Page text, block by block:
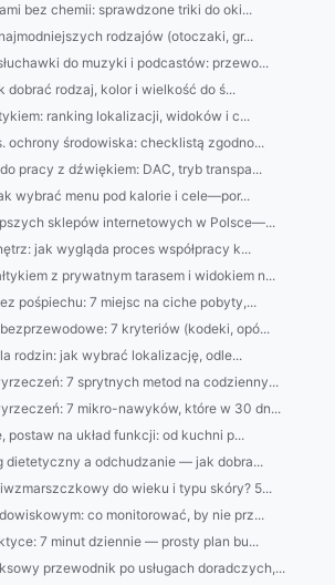
bez chemii: sprawdzone triki do oki...
rodzajów (otoczaki, gr...
do muzyki i podcastów: przewo...
dobrać rodzaj, kolor i wielkość do ś...
ranking lokalizacji, widoków i c...
ochrony środowiska: checklistą zgodno...
pracy z dźwiękiem: DAC, tryb transpa...
wybrać menu pod kalorie i cele—por...
sklepów internetowych w Polsce—...
jak wygląda proces współpracy k...
z prywatnym tarasem i widokiem n...
pośpiechu: 7 miejsc na ciche pobyty,...
7 kryteriów (kodeki, opó...
rodzin: jak wybrać lokalizację, odle...
7 sprytnych metod na codzienny...
7 mikro-nawyków, które w 30 dn...
postaw na układ funkcji: od kuchni p...
dietetyczny a odchudzanie — jak dobra...
do wieku i typu skóry? 5...
co monitorować, by nie prz...
7 minut dziennie — prosty plan bu...
przewodnik po usługach doradczych,...